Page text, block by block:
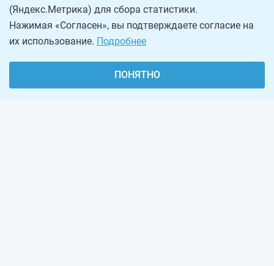
(Яндекс.Метрика) для сбора статистики.
Нажимая «Согласен», вы подтверждаете согласие на
их использование. Подробнее
ПОНЯТНО